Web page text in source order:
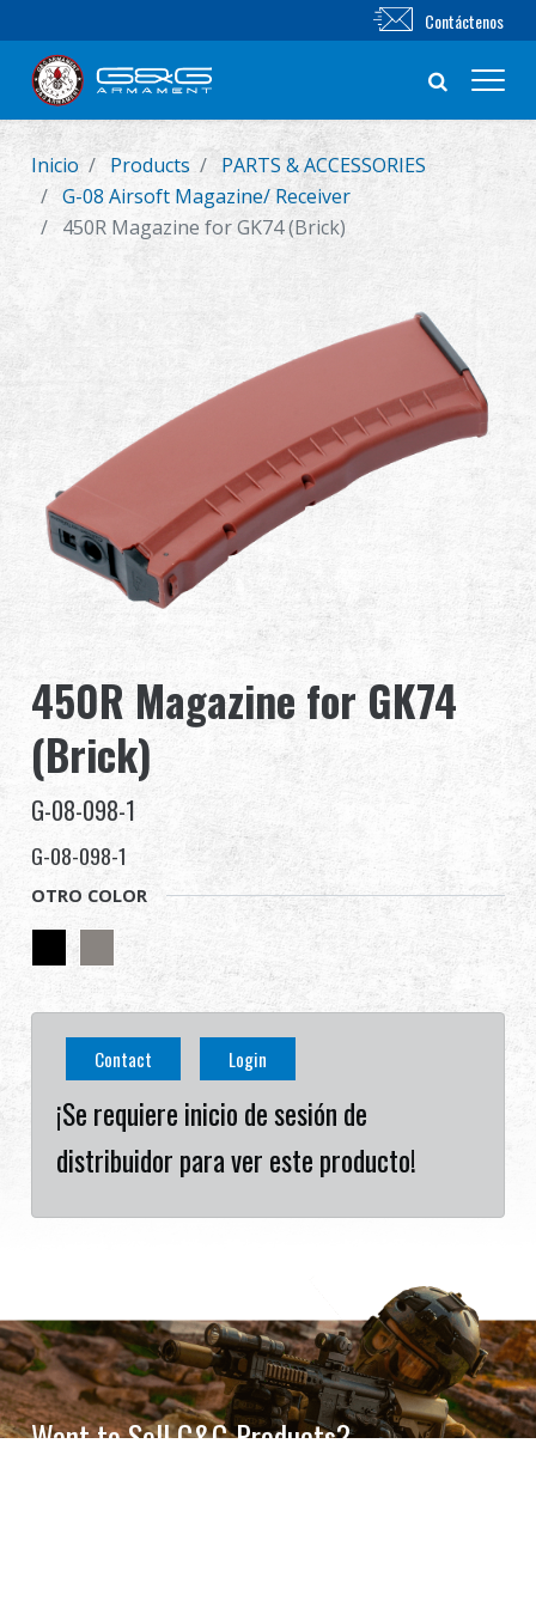
Nuevo producto
Airsoft Rifle
Sistema de Entrenamiento
Distribuidor
Sobre nosotros
Competitions & Event
Soporte
繁體中文 English (US)
Français 日本語
русский язык
Contáctenos
Inicio Products
PARTS & ACCESSORIES
G-08 Airsoft Magazine/ Receiver
450R Magazine for GK74 (Brick)
450R Magazine for GK74
(Brick)
G-08-098-1
G-08-098-1
OTRO COLOR
Contact Login
¡Se requiere inicio de sesión de
distribuidor para ver este producto!
Want to Sell G&G Products?